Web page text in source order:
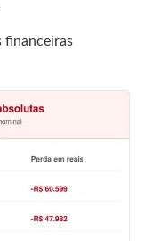
financeiras